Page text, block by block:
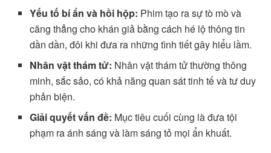
Yếu tố bí ẩn và hồi hộp: Phim tạo ra sự tò mò và
căng thẳng cho khán giả bằng cách hé lộ thông tin
dần dần, đôi khi đưa ra những tình tiết gây hiểu lầm.
Nhân vật thám tử: Nhân vật thám tử thường thông
minh, sắc sảo, có khả năng quan sát tinh tế và tư duy
phản biện.
Giải quyết vấn đề: Mục tiêu cuối cùng là đưa tội
phạm ra ánh sáng và làm sáng tỏ mọi ẩn khuất.